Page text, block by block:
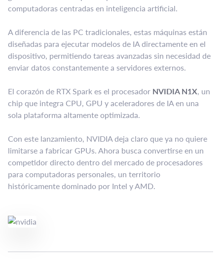
computadoras centradas en inteligencia artificial.
A diferencia de las PC tradicionales, estas máquinas están
diseñadas para ejecutar modelos de IA directamente en el
dispositivo, permitiendo tareas avanzadas sin necesidad de
enviar datos constantemente a servidores externos.
El corazón de RTX Spark es el procesador NVIDIA N1X, un
chip que integra CPU, GPU y aceleradores de IA en una
sola plataforma altamente optimizada.
Con este lanzamiento, NVIDIA deja claro que ya no quiere
limitarse a fabricar GPUs. Ahora busca convertirse en un
competidor directo dentro del mercado de procesadores
para computadoras personales, un territorio
históricamente dominado por Intel y AMD.